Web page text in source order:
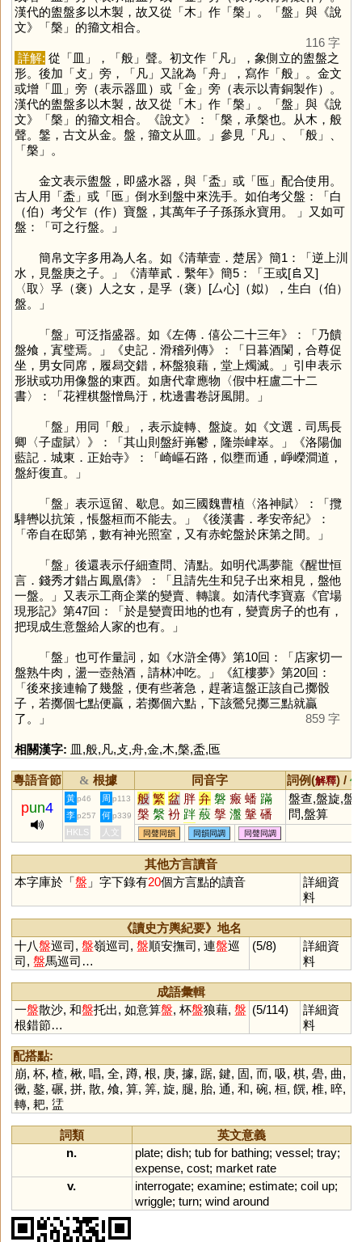
漢代的盥盤多以木製，故又從「木」作「槃 」。「盤 」與《說
文》「槃 」的籀文相合。
116 字
詳解: 從「皿 」，「般」聲。初文作「凡」，象側立的盥盤之
形。後加「攴 」旁，「凡」又訛為「舟」，寫作「般」。金文
或增「皿 」旁（表示器皿）或「金 」旁（表示以青銅製作）。
漢代的盥盤多以木製，故又從「木」作「槃 」。「盤 」與《說
文》「槃 」的籀文相合。《說文》：「槃，承槃也。从木，般
聲。鎜，古文从金。盤，籀文从皿。」參見「凡」、「般」、
「槃 」。
金文表示盥盤，即盛水器，與「盉」或「匜 」配合使用。
古人用「盉」或「匜 」倒水到盤中來洗手。如伯考父盤：「白
（伯）考父乍（作）寶盤，其萬年子子孫孫永寶用。 」又如可
盤：「可之行盤。」
簡帛文字多用為人名。如《清華壹．楚居》簡1：「逆上汌
水，見盤庚之子。」《清華貳．繫年》簡5：「王或[𠂤又]
〈取〉孚（褒）人之女，是孚（褒）[厶心]（姒），生白（伯）
盤。」
「盤 」可泛指盛器。如《左傳．僖公二十三年》：「乃饋
盤飧，寘璧焉。」《史記．滑稽列傳》：「日暮酒闌，合尊促
坐，男女同席，履舄交錯，杯盤狼藉，堂上燭滅。」引申表示
形狀或功用像盤的東西。如唐代韋應物〈假中枉盧二十二
書〉：「花裡棋盤憎鳥汙，枕邊書卷訝風開。」
「盤 」用同「般」，表示旋轉、盤旋。如《文選．司馬長
卿〈子虛賦〉》：「其山則盤紆岪鬱，隆崇峍崒。」《洛陽伽
藍記．城東．正始寺》：「崎嶇石路，似壅而通，崢嶸澗道，
盤紆復直。」
「盤 」表示逗留、歇息。如三國魏曹植〈洛神賦〉：「攬
騑轡以抗策，悵盤桓而不能去。」《後漢書．孝安帝紀》：
「帝自在邸第，數有神光照室，又有赤蛇盤於床第之間。」
「盤 」後還表示仔細查問、清點。如明代馮夢龍《醒世恒
言．錢秀才錯占鳳凰儔》：「且請先生和兒子出來相見，盤他
一盤。」又表示工商企業的變賣、轉讓。如清代李寶嘉《官場
現形記》第47回：「於是變賣田地的也有，變賣房子的也有，
把現成生意盤給人家的也有。」
「盤 」也可作量詞，如《水滸全傳》第10回：「店家切一
盤熟牛肉，盪一壺熱酒，請林冲吃。」《紅樓夢》第20回：
「後來接連輸了幾盤，便有些著急，趕著這盤正該自己擲骰
子，若擲個七點便贏，若擲個六點，下該鶯兒擲三點就贏
了。」
859 字
相關漢字: 皿 ,般,凡,攴,舟,金,木,槃,盉,匜
粵語音節 & 根據 同音字 詞例(解釋) /
pun4
黃 p46 周 p113 般 繁 盆 胖 弁 磐 瘢 蟠 蹣
槃 縏 衯 跘 蒰 搫 瀊 鞶 磻
幋 媻 湓 洀
盤查,盤旋,盤
問,盤算
李 p257 何 p339
HKLS 人文 同聲同韻 同韻同調 同聲同調
其他方言讀音
本字庫於「盤 」字下錄有20個方言點的讀音
詳細資
料
《讀史方輿紀要》地名
十八盤巡司, 盤嶺巡司, 盤順安撫司, 連盤巡
司, 盤馬巡司…
(5/8)
詳細資
料
成語彙輯
一盤散沙, 和盤托出, 如意算盤, 杯盤狼藉, 盤
根錯節…
(5/114)
詳細資
料
配搭點:
崩, 杯, 楂, 楸, 唱, 全, 蹲, 根, 庚, 據, 踞, 鍵, 固, 而, 吸, 棋, 礐, 曲,
黴, 鏊, 碾, 拼, 散, 飧, 算, 筭, 旋, 腿, 胎, 通, 和, 碗, 桓, 饌, 椎, 晬,
轉, 耙, 盓
詞類
英文意義
n.
plate; dish; tub for bathing; vessel; tray;
expense, cost; market rate
v.
interrogate; examine; estimate; coil up;
wriggle; turn; wind around